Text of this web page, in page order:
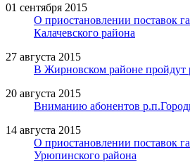
01 сентября 2015
О приостановлении поставок
Калачевского района
27 августа 2015
В Жирновском районе пройдут
20 августа 2015
Вниманию абонентов
14 августа 2015
О приостановлении поставок
Урюпинского района